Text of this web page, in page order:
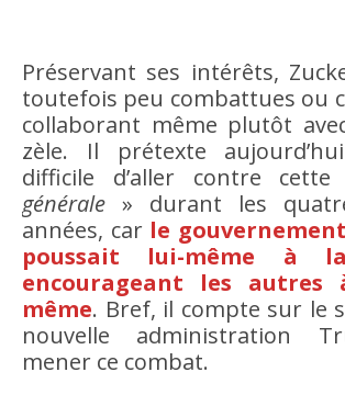
Préservant ses intérêts,
toutefois peu combattues ou
collaborant même plutôt
zèle. Il prétexte
difficile d’aller contre
générale » durant les
années, car le
poussait lui-même à
encourageant les
même. Bref, il compte sur le
nouvelle administration
mener ce combat.